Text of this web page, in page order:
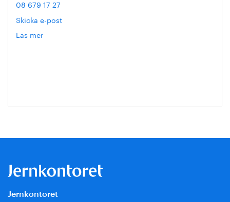
08 679 17 27
Skicka e-post
Läs mer
Jernkontoret